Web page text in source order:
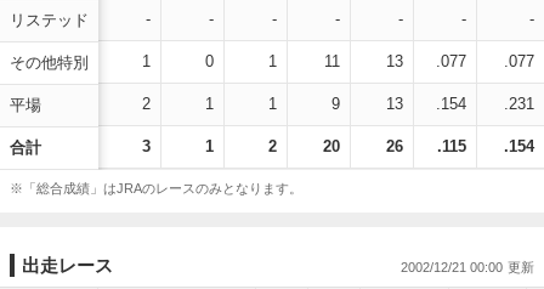
リステッド
その他特別
平場
合計
- - - - - - -
1 0 1 11 13 .077 .077
2 1 1 9 13 .154 .231
3 1 2 20 26 .115 .154
※「総合成績」はJRAのレースのみとなります。
出走レース 2002/12/21 00:00